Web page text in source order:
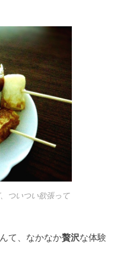
ついつい欲張って
て、なかなか贅沢な体験